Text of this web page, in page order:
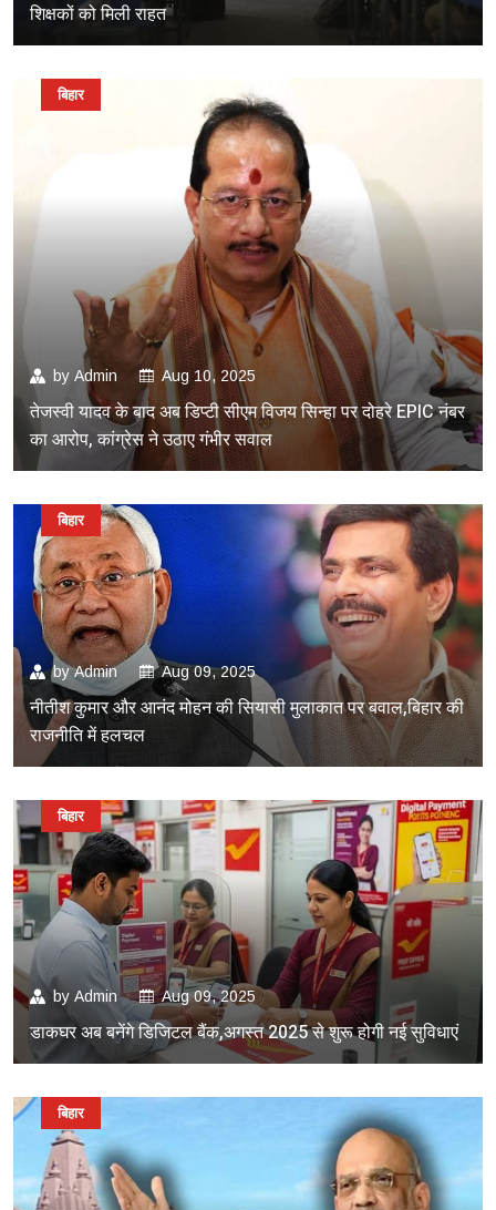
शिक्षकों को मिली राहत
by Admin Aug 10, 2025
तेजस्वी यादव के बाद अब डिप्टी सीएम विजय सिन्हा पर दोहरे EPIC नंबर
का आरोप, कांग्रेस ने उठाए गंभीर सवाल
बिहार
byAdmin Aug 09, 2025
नीतीश कुमार और आनंद मोहन की सियासी मुलाकात पर बवाल,बिहार की
राजनीति में हलचल
बिहार
by Admin Aug 09, 2025
डाकघर अब बनेंगे डिजिटल बैंक,अगस्त 2025 से शुरू होगी नई सुविधाएं
बिहार
बिहार